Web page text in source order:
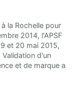
la Rochelle pour
2014, l'APSF
et 20 mai 2015,
d'un
et de marque a